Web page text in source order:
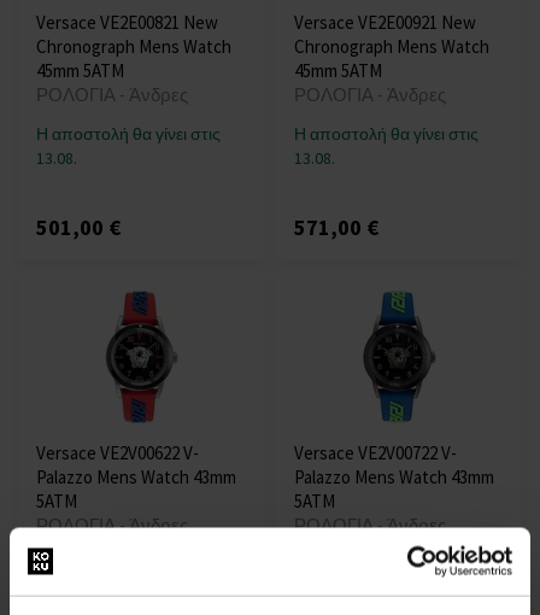
Versace VE2E00821 New
Chronograph Mens Watch
45mm 5ATM
ΡΟΛΟΓΙΑ - Άνδρες
Η αποστολή θα γίνει στις
13.08.
501,00 €
Versace VE2E00921 New
Chronograph Mens Watch
45mm 5ATM
ΡΟΛΟΓΙΑ - Άνδρες
Η αποστολή θα γίνει στις
13.08.
571,00 €
Versace VE2V00622 V-
Palazzo Mens Watch 43mm
5ATM
ΡΟΛΟΓΙΑ - Άνδρες
Η αποστολή θα γίνει στις
Versace VE2V00722 V-
Palazzo Mens Watch 43mm
5ATM
ΡΟΛΟΓΙΑ - Άνδρες
Η αποστολή θα γίνει στις